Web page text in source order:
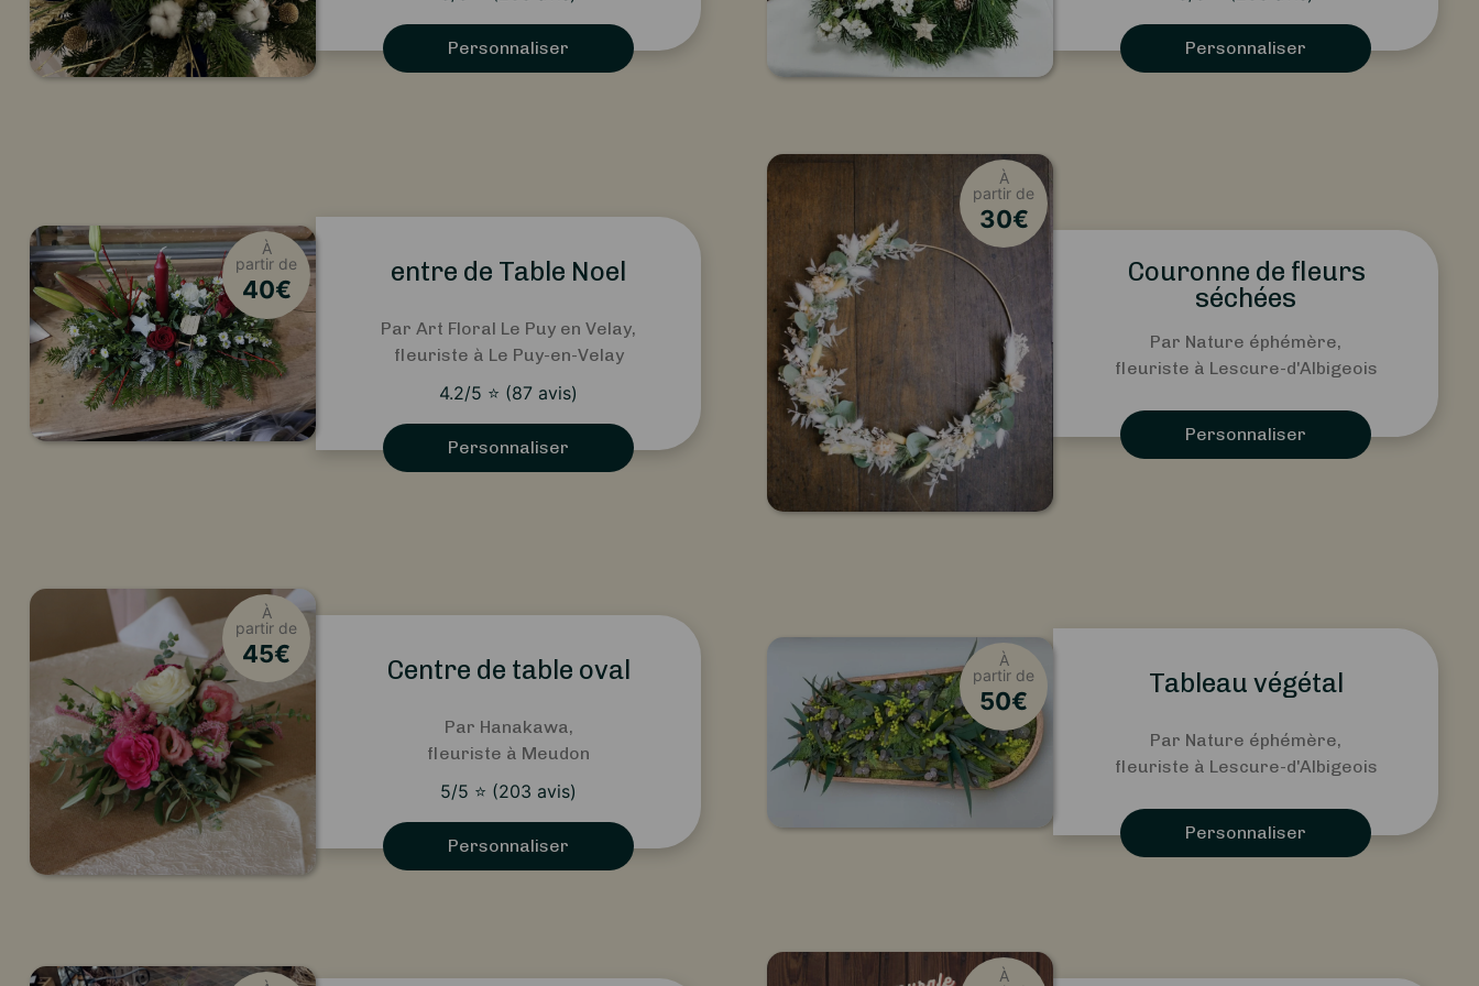
Personnaliser Personnaliser
À
partir de
40€
entre de Table Noel
Par Art Floral Le Puy en Velay,
fleuriste à Le Puy-en-Velay
4.2/5 ⭐ (87 avis)
Personnaliser
À
partir de
30€
Couronne de fleurs
séchées
Par Nature éphémère,
fleuriste à Lescure-d'Albigeois
Personnaliser
À
partir de
45€
Centre de table oval
Par Hanakawa,
fleuriste à Meudon
5/5 ⭐ (203 avis)
Personnaliser
À
partir de
50€
Tableau végétal
Par Nature éphémère,
fleuriste à Lescure-d'Albigeois
Personnaliser
À